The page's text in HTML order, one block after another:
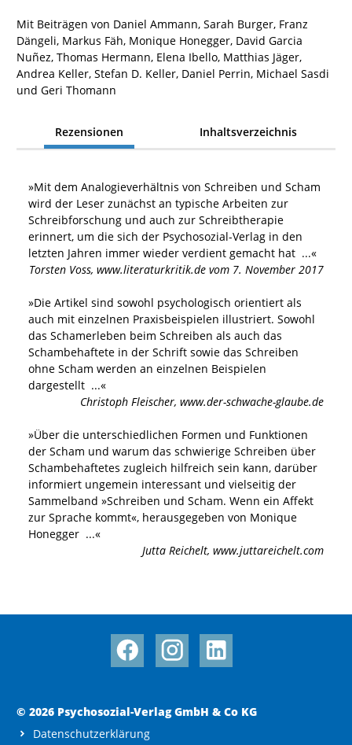
Mit Beiträgen von Daniel Ammann, Sarah Burger, Franz
Dängeli, Markus Fäh, Monique Honegger, David Garcia
Nuñez, Thomas Hermann, Elena Ibello, Matthias Jäger,
Andrea Keller, Stefan D. Keller, Daniel Perrin, Michael Sasdi
und Geri Thomann
Rezensionen Inhaltsverzeichnis
»Mit dem Analogieverhältnis von Schreiben und Scham
wird der Leser zunächst an typische Arbeiten zur
Schreibforschung und auch zur Schreibtherapie
erinnert, um die sich der Psychosozial-Verlag in den
letzten Jahren immer wieder verdient gemacht hat ...«
Torsten Voss, www.literaturkritik.de vom 7. November 2017
»Die Artikel sind sowohl psychologisch orientiert als
auch mit einzelnen Praxisbeispielen illustriert. Sowohl
das Schamerleben beim Schreiben als auch das
Schambehaftete in der Schrift sowie das Schreiben
ohne Scham werden an einzelnen Beispielen
dargestellt ...«
Christoph Fleischer, www.der-schwache-glaube.de
»Über die unterschiedlichen Formen und Funktionen
der Scham und warum das schwierige Schreiben über
Schambehaftetes zugleich hilfreich sein kann, darüber
informiert ungemein interessant und vielseitig der
Sammelband »Schreiben und Scham. Wenn ein Affekt
zur Sprache kommt«, herausgegeben von Monique
Honegger ...«
Jutta Reichelt, www.juttareichelt.com
© 2026 Psychosozial-Verlag GmbH & Co KG
Datenschutzerklärung